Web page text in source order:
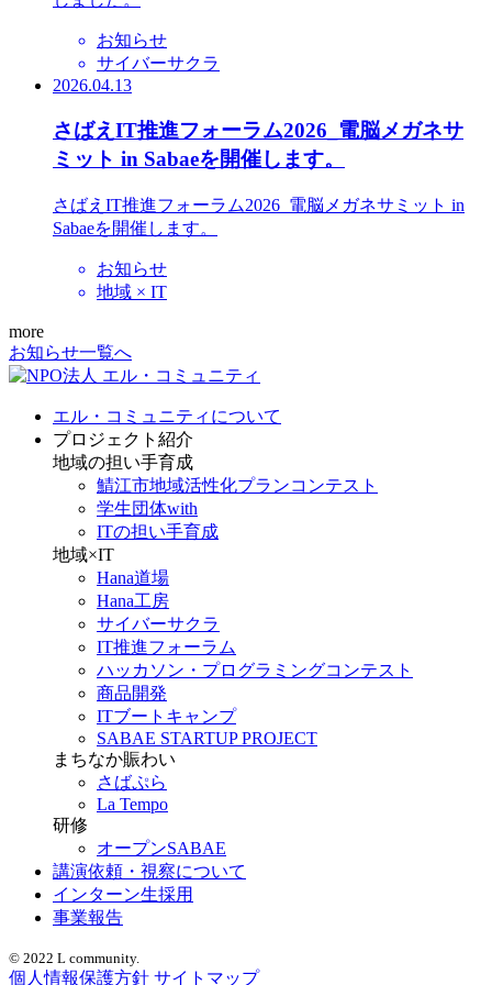
お知らせ
サイバーサクラ
2026.04.13
さばえIT推進フォーラム2026_電脳メガネサ
ミット in Sabaeを開催します。
さばえIT推進フォーラム2026_電脳メガネサミット in
Sabaeを開催します。
お知らせ
地域 × IT
more
お知らせ一覧へ
エル・コミュニティについて
プロジェクト紹介
地域の担い手育成
鯖江市地域活性化プランコンテスト
学生団体with
ITの担い手育成
地域×IT
Hana道場
Hana工房
サイバーサクラ
IT推進フォーラム
ハッカソン・プログラミングコンテスト
商品開発
ITブートキャンプ
SABAE STARTUP PROJECT
まちなか賑わい
さばぷら
La Tempo
研修
オープンSABAE
講演依頼・視察について
インターン生採用
事業報告
© 2022 L community.
個人情報保護方針 サイトマップ